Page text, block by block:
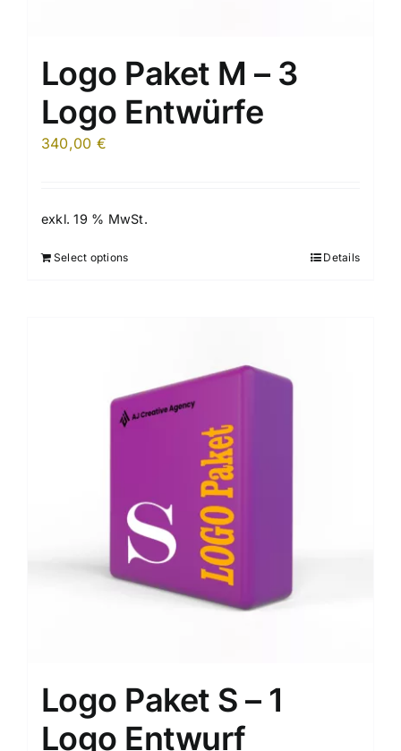
Logo Paket M – 3
Logo Entwürfe
340,00 €
exkl. 19 % MwSt.
Select options Details
Logo Paket S – 1
Logo Entwurf